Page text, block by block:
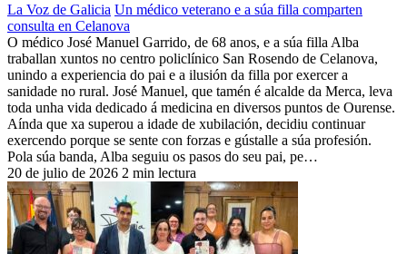
La Voz de Galicia Un médico veterano e a súa filla comparten
consulta en Celanova
O médico José Manuel Garrido, de 68 anos, e a súa filla Alba
traballan xuntos no centro policlínico San Rosendo de Celanova,
unindo a experiencia do pai e a ilusión da filla por exercer a
sanidade no rural. José Manuel, que tamén é alcalde da Merca, leva
toda unha vida dedicado á medicina en diversos puntos de Ourense.
Aínda que xa superou a idade de xubilación, decidiu continuar
exercendo porque se sente con forzas e gústalle a súa profesión.
Pola súa banda, Alba seguiu os pasos do seu pai, pe…
20 de julio de 2026 2 min lectura